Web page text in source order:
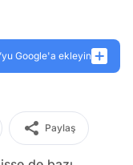
Google'a ekleyin
Paylaş